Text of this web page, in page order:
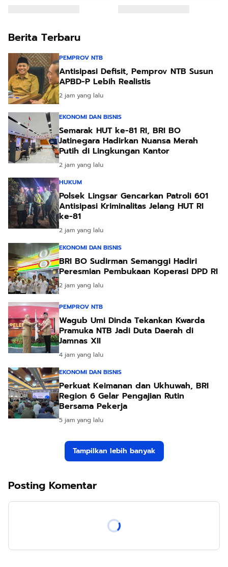
Berita Terbaru
PEMPROV NTB
Antisipasi Defisit, Pemprov NTB Susun
APBD-P Lebih Realistis
2 jam yang lalu
EKONOMI DAN BISNIS
Semarak HUT ke-81 RI, BRI BO
Jatinegara Hadirkan Nuansa Merah
Putih di Lingkungan Kantor
2 jam yang lalu
HUKUM
Polsek Lingsar Gencarkan Patroli 601
Antisipasi Kriminalitas Jelang HUT RI
ke-81
2 jam yang lalu
EKONOMI DAN BISNIS
BRI BO Sudirman Semanggi Hadiri
Peresmian Pembukaan Koperasi DPD RI
2 jam yang lalu
PEMPROV NTB
Wagub Umi Dinda Tekankan Kwarda
Pramuka NTB Jadi Duta Daerah di
Jamnas XII
4 jam yang lalu
EKONOMI DAN BISNIS
Perkuat Keimanan dan Ukhuwah, BRI
Region 6 Gelar Pengajian Rutin
Bersama Pekerja
5 jam yang lalu
Tampilkan lebih banyak
Posting Komentar